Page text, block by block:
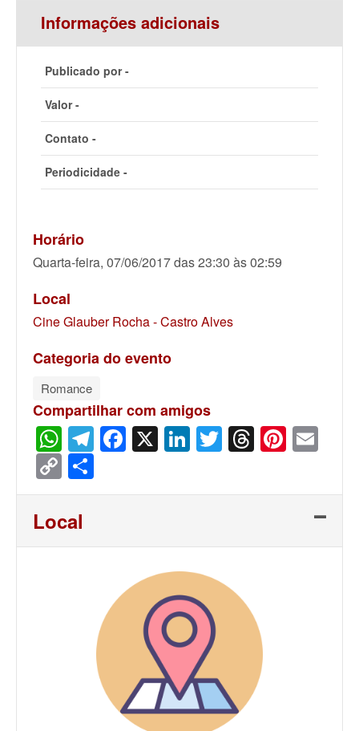
Informações adicionais
Publicado por -
Valor -
Contato -
Periodicidade -
Horário
Quarta-feira, 07/06/2017 das 23:30 às 02:59
Local
Cine Glauber Rocha - Castro Alves
Categoria do evento
Romance
Compartilhar com amigos
WhatsApp
Telegram
Facebook
X LinkedIn
Twitter
Threads
Copy
Link
Local